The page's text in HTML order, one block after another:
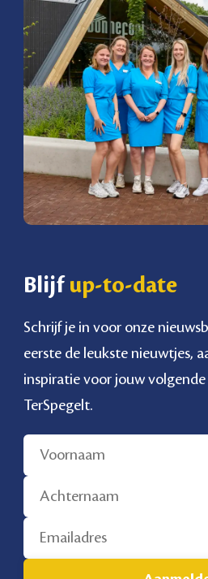
Blijf up-to-date
Schrijf je in voor onze
eerste de leukste nieuwtjes,
inspiratie voor jouw
TerSpegelt.